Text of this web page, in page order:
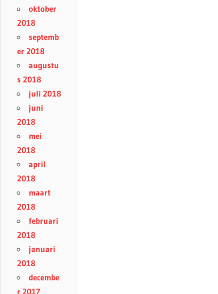
oktober
2018
septemb
er 2018
augustu
s 2018
juli 2018
juni
2018
mei
2018
april
2018
maart
2018
februari
2018
januari
2018
decembe
r 2017